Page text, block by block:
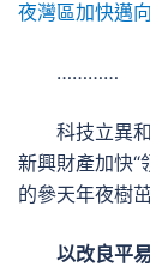
夜灣區加快邁
…………
科技立異
新興財產加快“
的參天年夜樹
以改良平